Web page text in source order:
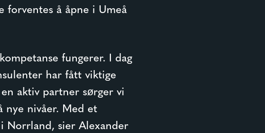
å åpne i Umeå
fungerer. I dag
har fått viktige
aktiv partner sørger vi
nye nivåer. Med et
Norrland, sier Alexander